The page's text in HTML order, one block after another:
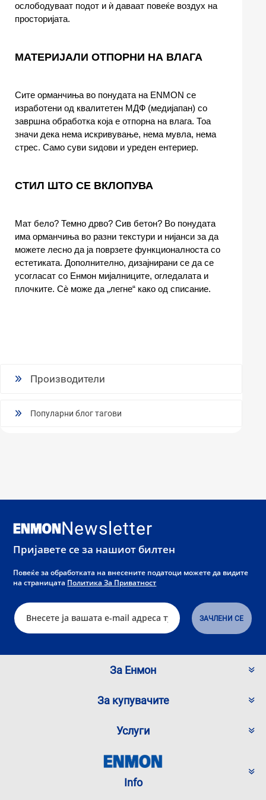
ослободуваат подот и ѝ даваат повеќе воздух на
просторијата.
МАТЕРИЈАЛИ ОТПОРНИ НА ВЛАГА
Сите орманчиња во понудата на ENMON се
изработени од квалитетен МДФ (медијапан) со
завршна обработка која е отпорна на влага. Тоа
значи дека нема искривување, нема мувла, нема
стрес. Само суви ѕидови и уреден ентериер.
СТИЛ ШТО СЕ ВКЛОПУВА
Мат бело? Темно дрво? Сив бетон? Во понудата
има орманчиња во разни текстури и нијанси за да
можете лесно да ја поврзете функционалноста со
естетиката. Дополнително, дизајнирани се да се
усогласат со Енмон мијалниците, огледалата и
плочките. Сè може да „легне“ како од списание.
Производители
Популарни блог тагови
Newsletter
Пријавете се за нашиот билтен
Повеќе за обработката на внесените податоци можете да видите
на страницата Политика За Приватност
За Енмон
За купувачите
Услуги
Info